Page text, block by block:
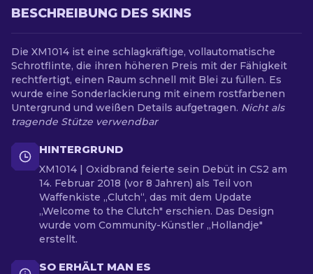
BESCHREIBUNG DES SKINS
Die XM1014 ist eine schlagkräftige, vollautomatische
Schrotflinte, die ihren höheren Preis mit der Fähigkeit
rechtfertigt, einen Raum schnell mit Blei zu füllen. Es
wurde eine Sonderlackierung mit einem rostfarbenen
Untergrund und weißen Details aufgetragen. Nicht als
tragende Stütze verwendbar
HINTERGRUND
XM1014 | Oxidbrand feierte sein Debüt in CS2 am
14. Februar 2018 (vor 8 Jahren) als Teil von
Waffenkiste „Clutch“, das mit dem Update
„Welcome to the Clutch" erschien. Das Design
wurde vom Community-Künstler „Hollandje"
erstellt.
SO ERHÄLT MAN ES